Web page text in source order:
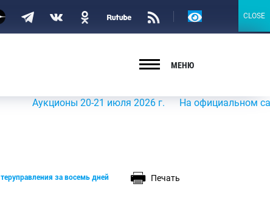
Версия
МЕНЮ
Аукционы 20-21 июля 2026 г. На официальном сайте
за восемь дней
Печать
CLOSE
CLOSE